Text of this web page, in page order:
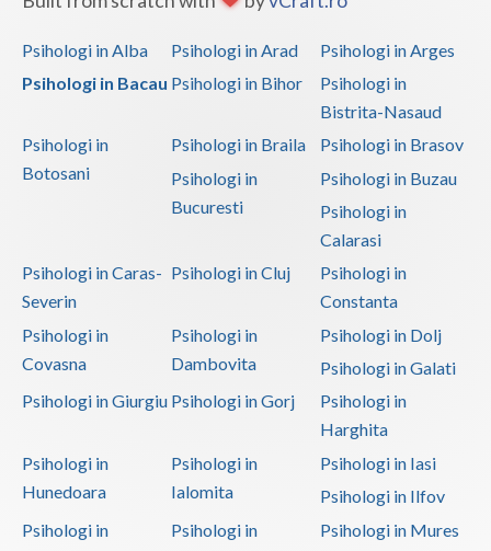
Psihologi in Alba Psihologi in Arad
Psihologi in Arges
Psihologi in Bacau Psihologi in Bihor
Psihologi in
Bistrita-Nasaud
Psihologi in
Botosani
Psihologi in Braila
Psihologi in Brasov
Psihologi in
Bucuresti
Psihologi in Buzau
Psihologi in
Calarasi
Psihologi in Caras-
Severin
Psihologi in Cluj
Psihologi in
Constanta
Psihologi in
Covasna
Psihologi in
Dambovita
Psihologi in Dolj
Psihologi in Galati
Psihologi in Giurgiu Psihologi in Gorj
Psihologi in
Harghita
Psihologi in
Hunedoara
Psihologi in
Ialomita
Psihologi in Iasi
Psihologi in Ilfov
Psihologi in
Psihologi in
Psihologi in Mures